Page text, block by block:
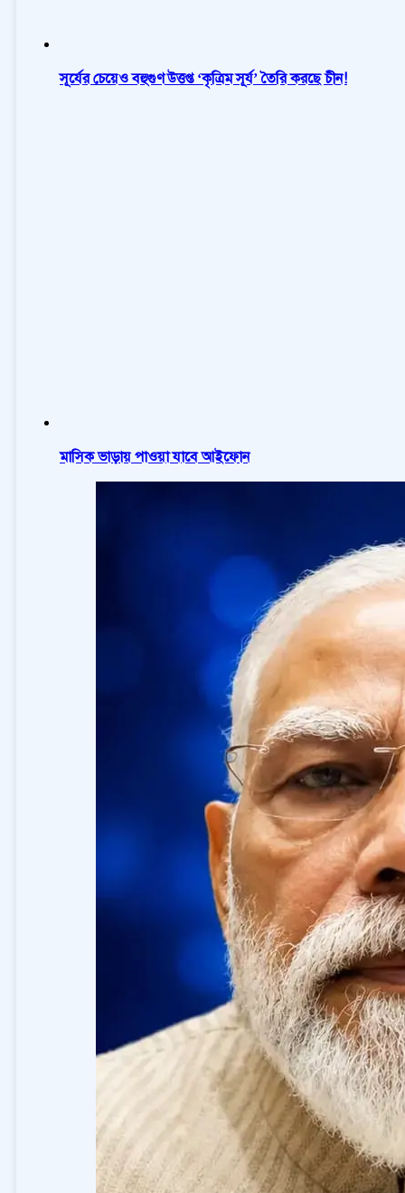
সূর্যের চেয়েও বহুগুণ উত্তপ্ত ‘কৃত্রিম সূর্য’ তৈরি করছে চীন!
মাসিক ভাড়ায় পাওয়া যাবে আইফোন